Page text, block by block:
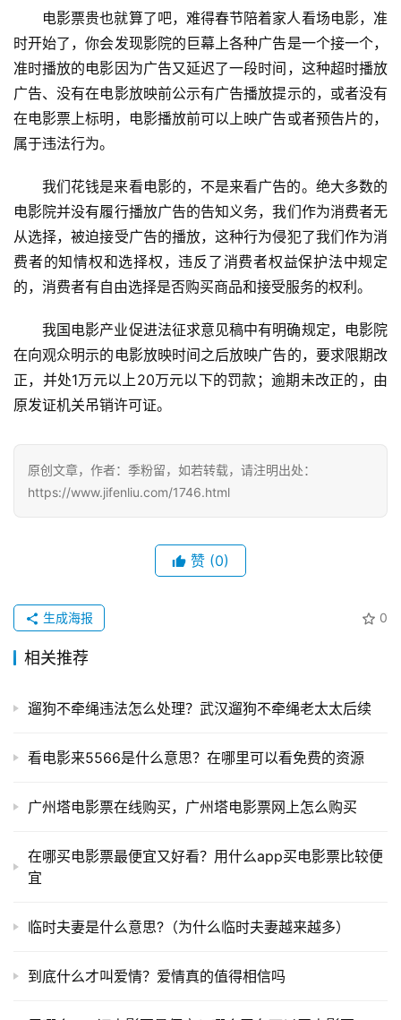
剁
手
电
影
|
美
食
|
免
费
办
登录 注册
投稿
电影票贵也就算了吧，难得春节陪着家人看场电影，准
时开始了，你会发现影院的巨幕上各种广告是一个接一个，
准时播放的电影因为广告又延迟了一段时间，这种超时播放
广告、没有在电影放映前公示有广告播放提示的，或者没有
在电影票上标明，电影播放前可以上映广告或者预告片的，
属于违法行为。
我们花钱是来看电影的，不是来看广告的。绝大多数的
电影院并没有履行播放广告的告知义务，我们作为消费者无
从选择，被迫接受广告的播放，这种行为侵犯了我们作为消
费者的知情权和选择权，违反了消费者权益保护法中规定
的，消费者有自由选择是否购买商品和接受服务的权利。
我国电影产业促进法征求意见稿中有明确规定，电影院
在向观众明示的电影放映时间之后放映广告的，要求限期改
正，并处1万元以上20万元以下的罚款；逾期未改正的，由
原发证机关吊销许可证。
原创文章，作者：季粉留，如若转载，请注明出处：
https://www.jifenliu.com/1746.html
赞 (0)
0
生成海报
相关推荐
遛狗不牵绳违法怎么处理？武汉遛狗不牵绳老太太后续
看电影来5566是什么意思？在哪里可以看免费的资源
广州塔电影票在线购买，广州塔电影票网上怎么购买
在哪买电影票最便宜又好看？用什么app买电影票比较便
宜
临时夫妻是什么意思?（为什么临时夫妻越来越多）
到底什么才叫爱情？爱情真的值得相信吗